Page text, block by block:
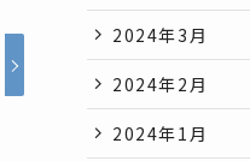
2024年3月
2024年2月
2024年1月